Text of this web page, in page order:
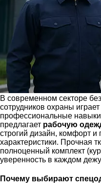
В современном секторе
сотрудников охраны
профессиональные
предлагает рабочую
строгий дизайн, комфорт
характеристики. Прочная
полноценный комплект
уверенность в каждом
Почему выбирают